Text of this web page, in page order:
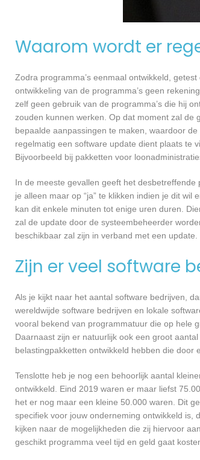
Waarom wordt er
Zodra programma’s eenmaal ontwikkeld,
ontwikkeling van de programma’s geen
zelf geen gebruik van de programma’s die hij
zouden kunnen werken. Op dat moment zal de
bepaalde aanpassingen te maken, waardoor
regelmatig een software update dient plaats te
Bijvoorbeeld bij pakketten voor
In de meeste gevallen geeft het
je alleen maar op “ja” te klikken indien je dit wil
kan dit enkele minuten tot enige uren duren.
zal de update door de systeembeheerder
beschikbaar zal zijn in verband met een update.
Zijn er veel software
Als je kijkt naar het aantal software bedrijven,
wereldwijde software bedrijven en lokale
vooral bekend van programmatuur die op hele
Daarnaast zijn er natuurlijk ook een groot
belastingpakketten ontwikkeld hebben die door
Tenslotte heb je nog een behoorlijk aantal
ontwikkeld. Eind 2019 waren er maar liefst
het er nog maar een kleine 50.000 waren. Dit
specifiek voor jouw onderneming ontwikkeld is,
kijken naar de mogelijkheden die zij hiervoor
geschikt programma veel tijd en geld gaat